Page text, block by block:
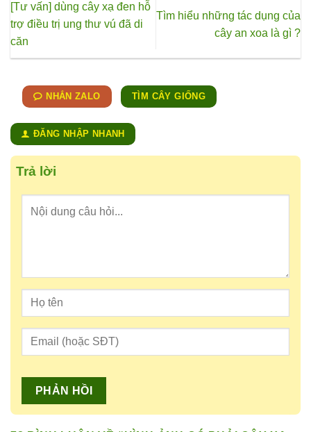
[Tư vấn] dùng cây xạ đen hỗ
trợ điều trị ung thư vú đã di
căn
Tìm hiểu những tác dụng của
cây an xoa là gì ?
NHẮN ZALO TÌM CÂY GIỐNG
ĐĂNG NHẬP NHANH
Trả lời